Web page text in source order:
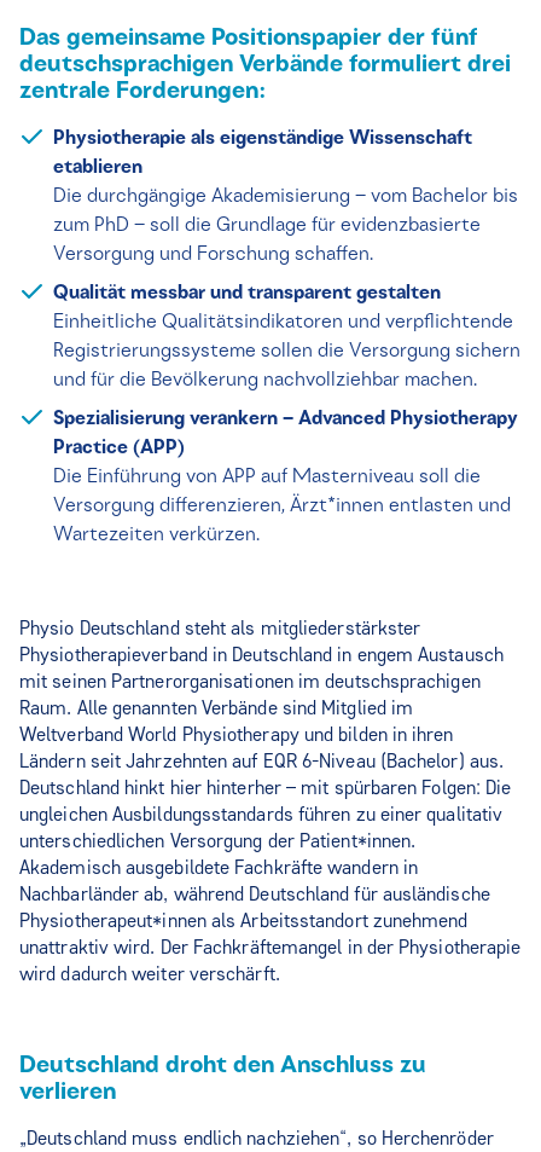
Das gemeinsame Positionspapier der fünf
deutschsprachigen Verbände formuliert drei
zentrale Forderungen:
Physiotherapie als eigenständige Wissenschaft
etablieren
Die durchgängige Akademisierung – vom Bachelor bis
zum PhD – soll die Grundlage für evidenzbasierte
Versorgung und Forschung schaffen.
Qualität messbar und transparent gestalten
Einheitliche Qualitätsindikatoren und verpflichtende
Registrierungssysteme sollen die Versorgung sichern
und für die Bevölkerung nachvollziehbar machen.
Spezialisierung verankern – Advanced Physiotherapy
Practice (APP)
Die Einführung von APP auf Masterniveau soll die
Versorgung differenzieren, Ärzt*innen entlasten und
Wartezeiten verkürzen.
Physio Deutschland steht als mitgliederstärkster
Physiotherapieverband in Deutschland in engem Austausch
mit seinen Partnerorganisationen im deutschsprachigen
Raum. Alle genannten Verbände sind Mitglied im
Weltverband World Physiotherapy und bilden in ihren
Ländern seit Jahrzehnten auf EQR 6-Niveau (Bachelor) aus.
Deutschland hinkt hier hinterher – mit spürbaren Folgen: Die
ungleichen Ausbildungsstandards führen zu einer qualitativ
unterschiedlichen Versorgung der Patient*innen.
Akademisch ausgebildete Fachkräfte wandern in
Nachbarländer ab, während Deutschland für ausländische
Physiotherapeut*innen als Arbeitsstandort zunehmend
unattraktiv wird. Der Fachkräftemangel in der Physiotherapie
wird dadurch weiter verschärft.
Deutschland droht den Anschluss zu
verlieren
„Deutschland muss endlich nachziehen“, so Herchenröder